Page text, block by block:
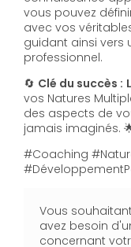
vous pouvez
avec vos
guidant ainsi vers
professionnel.
🔄 Clé du succès :
vos Natures
des aspects de
jamais imaginés.
#Coaching
Vous
avez besoin
concernant